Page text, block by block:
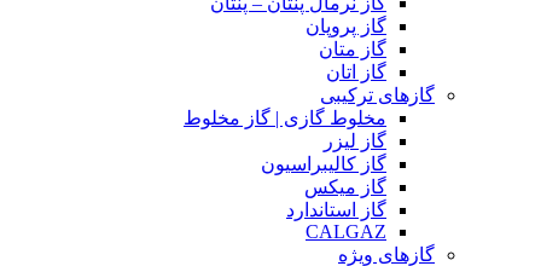
گاز پروپان
گاز متان
گاز اتان
گازهای ترکیبی
مخلوط گازی | گاز مخلوط
گاز لیزر
گاز کالیبراسیون
گاز میکس
گاز استاندارد
CALGAZ
گازهای ویژه